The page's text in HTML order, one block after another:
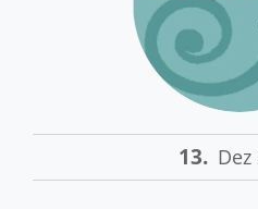
13. Dez